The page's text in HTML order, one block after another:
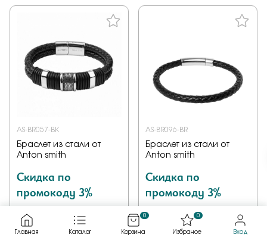
AS-BR057-BK
Браслет из стали от
Anton smith
Скидка по
промокоду 3%
2 820 ₽
2 453 ₽
AS-BR096-BR
Браслет из стали от
Anton smith
Скидка по
промокоду 3%
1 528 ₽
Главная Каталог Корзина
0
Избраное
0
Вход